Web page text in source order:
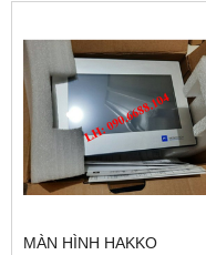
MÀN HÌNH HAKKO